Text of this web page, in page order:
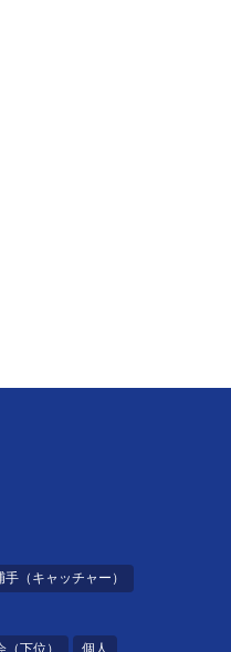
手（キャッチャー）
下位） 個人